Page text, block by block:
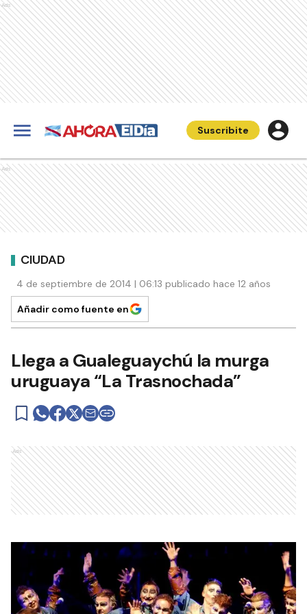
Ads
Suscribite
Ads
CIUDAD
4 de septiembre de 2014 | 06:13 publicado hace 12 años
Añadir como fuente en
Llega a Gualeguaychú la murga
uruguaya “La Trasnochada”
Ads